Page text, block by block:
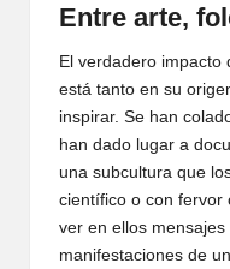
Entre arte,
El verdadero impacto
está tanto en su
inspirar. Se han
han dado lugar a
una subcultura que
científico o con fervor
ver en ellos mensajes
manifestaciones de